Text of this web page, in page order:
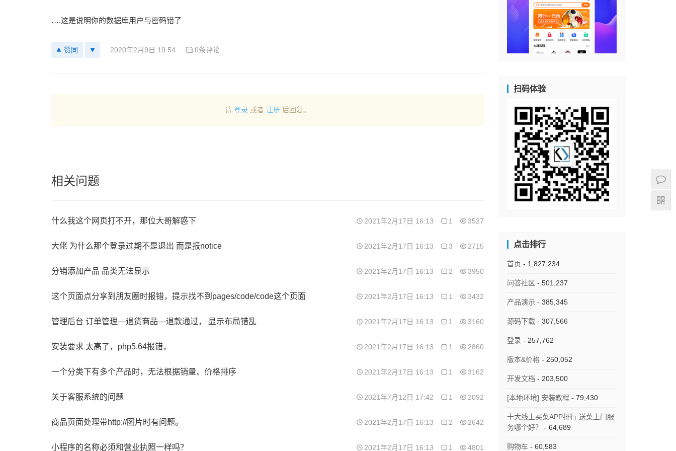
….这是说明你的数据库用户与密码错了
赞同 2020年2月9日 19:54 0条评论
请 登录 或者 注册 后回复。
相关问题
什么我这个网页打不开，那位大哥解惑下 2021年2月17日 16:13 1 3527
大佬 为什么那个登录过期不是退出 而是报notice 2021年2月17日 16:13 3 2715
分销添加产品 品类无法显示 2021年2月17日 16:13 2 3950
这个页面点分享到朋友圈时报错，提示找不到pages/code/code这个页面 2021年2月17日 16:13 1 3432
管理后台 订单管理—退货商品—退款通过， 显示布局错乱 2021年2月17日 16:13 1 3160
安装要求 太高了，php5.64报错， 2021年2月17日 16:13 1 2860
一个分类下有多个产品时，无法根据销量、价格排序 2021年2月17日 16:13 1 3162
关于客服系统的问题 2021年7月12日 17:42 1 2092
商品页面处理带http://图片时有问题。 2021年2月17日 16:13 2 2642
小程序的名称必须和营业执照一样吗？ 2021年2月17日 16:13 1 4801
扫码体验
点击排行
首页 - 1,827,234
问答社区 - 501,237
产品演示 - 385,345
源码下载 - 307,566
登录 - 257,762
版本&价格 - 250,052
开发文档 - 203,500
[本地环境] 安装教程 - 79,430
十大线上买菜APP排行 送菜上门服
务哪个好？
- 64,689
购物车 - 60,583